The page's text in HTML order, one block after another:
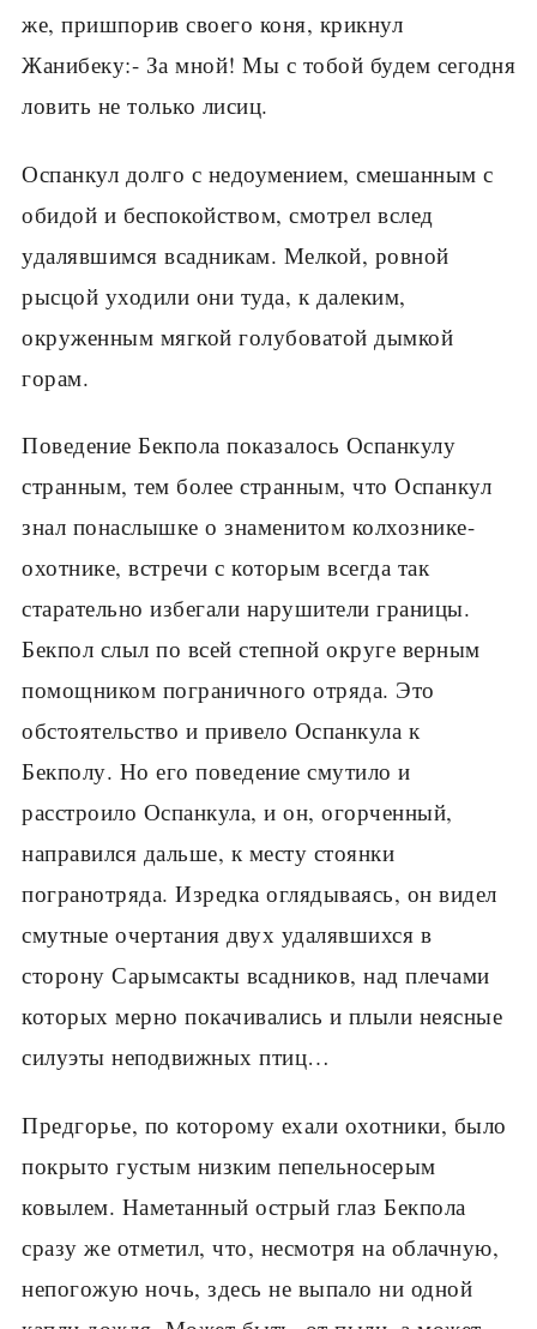
же, пришпорив своего коня, крикнул
Жанибеку:- За мной! Мы с тобой будем сегодня
ловить не только лисиц.
Оспанкул долго с недоумением, смешанным с
обидой и беспокойством, смотрел вслед
удалявшимся всадникам. Мелкой, ровной
рысцой уходили они туда, к далеким,
окруженным мягкой голубоватой дымкой
горам.
Поведение Бекпола показалось Оспанкулу
странным, тем более странным, что Оспанкул
знал понаслышке о знаменитом колхознике-
охотнике, встречи с которым всегда так
старательно избегали нарушители границы.
Бекпол слыл по всей степной округе верным
помощником пограничного отряда. Это
обстоятельство и привело Оспанкула к
Бекполу. Но его поведение смутило и
расстроило Оспанкула, и он, огорченный,
направился дальше, к месту стоянки
погранотряда. Изредка оглядываясь, он видел
смутные очертания двух удалявшихся в
сторону Сарымсакты всадников, над плечами
которых мерно покачивались и плыли неясные
силуэты неподвижных птиц…
Предгорье, по которому ехали охотники, было
покрыто густым низким пепельно­серым
ковылем. Наметанный острый глаз Бекпола
сразу же отметил, что, несмотря на облачную,
непогожую ночь, здесь не выпало ни одной